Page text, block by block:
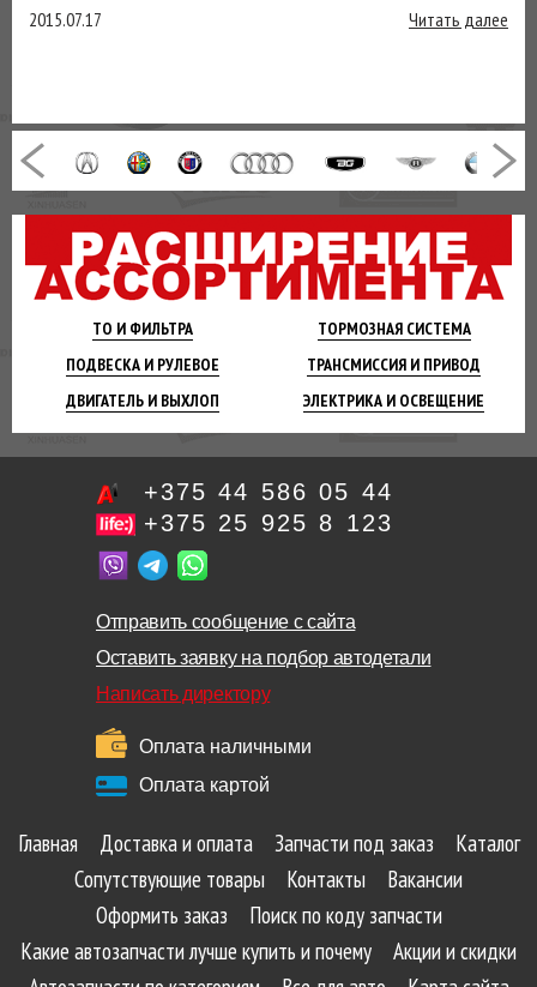
ТО И ФИЛЬТРА ТОРМОЗНАЯСИСТЕМА
ПОДВЕСКА И РУЛЕВОЕ ТРАНСМИССИЯ И ПРИВОД
ДВИГАТЕЛЬ И ВЫХЛОП ЭЛЕКТРИКА И ОСВЕЩЕНИЕ
2015.07.17 Читать далее
+375 44 586 05 44
+375 25 925 8 123
Отправить сообщение с сайта
Оставить заявку на подбор автодетали
Написать директору
Оплата наличными
Оплата картой
Главная Доставка и оплата Запчасти под заказ
Каталог
Сопутствующие товары
Контакты
Вакансии
Оформить заказ
Поиск по коду запчасти
Какие автозапчасти лучше купить и почему
Акции и скидки